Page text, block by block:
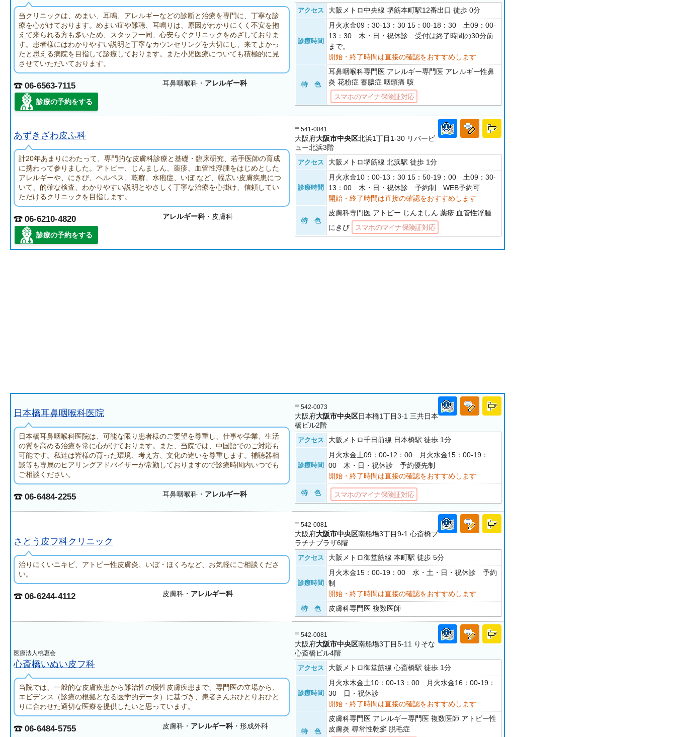
当クリニックは、めまい、耳鳴、アレルギーなどの診断と治療を専門に、丁寧な診
療を心がけております。めまい症や難聴、耳鳴りは、原因がわかりにくく不安を抱
えて来られる方も多いため、スタッフ一同、心安らぐクリニックをめざしておりま
す。患者様にはわかりやすい説明と丁寧なカウンセリングを大切にし、来てよかっ
たと思える病院を目指して診療しております。また小児医療についても積極的に見
させていただいております。
06-6563-7115
診療の予約をする
耳鼻咽喉科・ アレルギー科
アクセス 大阪メトロ中央線 堺筋本町駅12番出口 徒歩 0分
診療時間
月火水金09：30-13：30 15：00-18：30 土09：00-
13：30 木・日・祝休診 受付は終了時間の30分前
まで。
開始・終了時間は直接の確認をおすすめします
特 色
耳鼻咽喉科専門医 アレルギー専門医 アレルギー性鼻
炎 花粉症 蓄膿症 咽頭痛 咳
スマホのマイナ保険証対応
あずきざわ皮ふ科
計20年あまりにわたって、専門的な皮膚科診療と基礎・臨床研究、若手医師の育成
に携わって参りました。アトピー、じんましん、薬疹、血管性浮腫をはじめとした
アレルギーや、にきび、ヘルペス、乾癬、水疱症、いぼ など、幅広い皮膚疾患につ
いて、的確な検査、わかりやすい説明とやさしく丁寧な治療を心掛け、信頼してい
ただけるクリニックを目指します。
06-6210-4820
診療の予約をする
アレルギー科・皮膚科
〒541-0041
大阪府大阪市中央区北浜1丁目1-30 リバービ
ュー北浜3階
アクセス 大阪メトロ堺筋線 北浜駅 徒歩 1分
診療時間
月火水金10：00-13：30 15：50-19：00 土09：30-
13：00 木・日・祝休診 予約制 WEB予約可
開始・終了時間は直接の確認をおすすめします
特 色
皮膚科専門医 アトピー じんましん 薬疹 血管性浮腫
にきび
スマホのマイナ保険証対応
日本橋耳鼻咽喉科医院
日本橋耳鼻咽喉科医院は、可能な限り患者様のご要望を尊重し、仕事や学業、生活
の質を高める治療を常に心がけております。また、当院では、中国語でのご対応も
可能です。私達は皆様の育った環境、考え方、文化の違いを尊重します。補聴器相
談等も専属のヒアリングアドバイザーが常勤しておりますので診療時間内いつでも
ご相談ください。
06-6484-2255 耳鼻咽喉科・ アレルギー科
〒542-0073
大阪府大阪市中央区日本橋1丁目3-1 三共日本
橋ビル2階
アクセス 大阪メトロ千日前線 日本橋駅 徒歩 1分
診療時間
月火水金土09：00-12：00 月火水金15：00-19：
00 木・日・祝休診 予約優先制
開始・終了時間は直接の確認をおすすめします
特 色 スマホのマイナ保険証対応
さとう皮フ科クリニック
治りにくいニキビ、アトピー性皮膚炎、いぼ・ほくろなど、お気軽にご相談くださ
い。
06-6244-4112 皮膚科・ アレルギー科
〒542-0081
大阪府大阪市中央区南船場3丁目9-1 心斎橋プ
ラチナプラザ6階
アクセス 大阪メトロ御堂筋線 本町駅 徒歩 5分
診療時間
月火木金15：00-19：00 水・土・日・祝休診 予約
制
開始・終了時間は直接の確認をおすすめします
特 色 皮膚科専門医 複数医師
医療法人桃恵会
心斎橋いぬい皮フ科
当院では、一般的な皮膚疾患から難治性の慢性皮膚疾患まで、専門医の立場から、
エビデンス（診療の根拠となる医学的データ）に基づき、患者さんおひとりおひと
りに合わせた適切な医療を提供したいと思っています。
06-6484-5755 皮膚科・ アレルギー科・形成外科
〒542-0081
大阪府大阪市中央区南船場3丁目5-11 りそな
心斎橋ビル4階
アクセス 大阪メトロ御堂筋線 心斎橋駅 徒歩 1分
診療時間
月火水木金土10：00-13：00 月火水金16：00-19：
30 日・祝休診
開始・終了時間は直接の確認をおすすめします
特 色
皮膚科専門医 アレルギー専門医 複数医師 アトピー性
皮膚炎 尋常性乾癬 脱毛症